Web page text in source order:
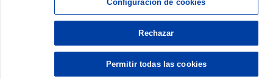
Configuración de cookies
Rechazar
Permitir todas las cookies